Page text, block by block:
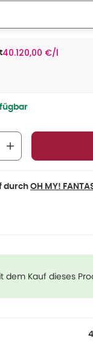
40.120,00 €/l
durch OH MY!
dem Kauf dieses